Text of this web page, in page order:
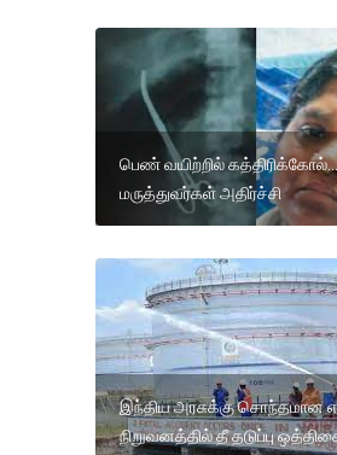
பெண் வயிற்றில் கத்திரிக்கோல்...
மருத்துவர்கள் அதிர்ச்சி
இந்திய அரசுக்கு
நிறுவனத்தில் தீ தடுப்பு